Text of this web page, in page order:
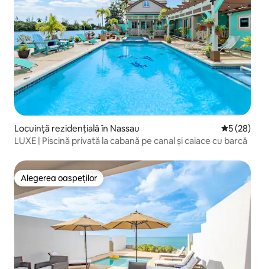
Locuință rezidențială în Nassau Scor
5 (28)
LUXE | Piscină privată la cabană pe canal și caiace cu barcă
Alegerea oaspeților
Alegerea oaspeților